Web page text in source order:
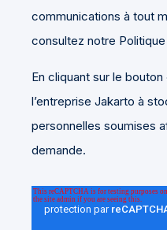
communications à tout
consultez notre
En cliquant sur le
l’entreprise Jakarto à
personnelles soumises
demande.